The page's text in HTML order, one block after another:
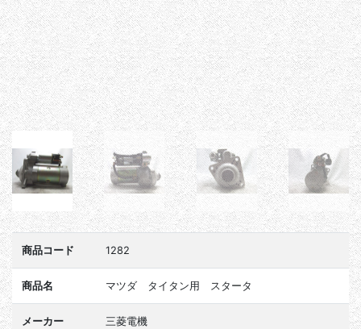
商品コード 1282
商品名 マツダ タイタン用 スタータ
メーカー 三菱電機